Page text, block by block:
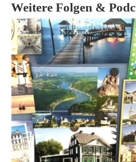
Weitere Folgen &